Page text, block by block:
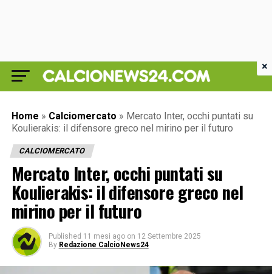
Home » Calciomercato » Mercato Inter, occhi puntati su
Koulierakis: il difensore greco nel mirino per il futuro
CALCIOMERCATO
Mercato Inter, occhi puntati su
Koulierakis: il difensore greco nel
mirino per il futuro
Published 11 mesi ago on 12 Settembre 2025
By Redazione CalcioNews24
×